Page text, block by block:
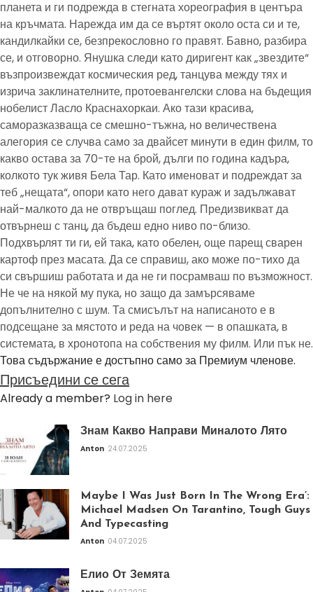
планета и ги подрежда в стегната хореография в центъра
на кръчмата. Нарежда им да се въртят около оста си и те,
кандилкайки се, безпрекословно го правят. Бавно, разбира
се, и отговорно. Янушка следи като диригент как „звездите“
възпроизвеждат космическия ред, танцува между тях и
изрича заклинателните, протоевангелски слова на бъдещия
нобелист Ласло Краснахоркаи. Ако тази красива,
саморазказваща се смешно-тъжна, но величествена
алегория се случва само за двайсет минути в един филм, то
какво остава за 70-те на брой, дълги по година кадъра,
колкото тук живя Бела Тар. Като именоват и подреждат за
теб „нещата“, опори като него дават кураж и задължават
най-малкото да не отвръщаш поглед. Предизвикват да
отвърнеш с танц, да бъдеш едно ниво по-близо.
Подхвърлят ти ги, ей така, като обелен, още парещ сварен
картоф през масата. Да се справиш, ако може по-тихо да
си свършиш работата и да не ги посрамваш по възможност.
Не че на някой му пука, но защо да замърсяваме
допълнително с шум. Та смисълът на написаното е в
подсещане за мястото и реда на човек — в опашката, в
системата, в хронотопа на собствения му филм. Или пък не.
Това съдържание е достъпно само за Премиум членове.
Присъедини се сега
Already a member? Log in here
Знам Какво Направи Миналото Лято
Anton 24.07.2025
Maybe I Was Just Born In The Wrong Era’:
Michael Madsen On Tarantino, Tough Guys
And Typecasting
Anton 04.07.2025
Елио От Земята